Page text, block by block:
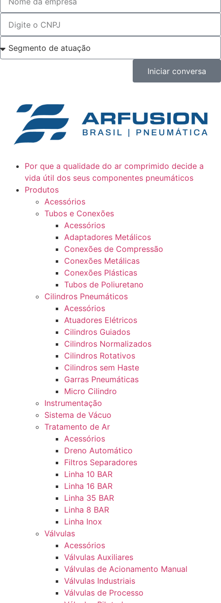
Iniciar conversa
Por que a qualidade do ar comprimido decide a
vida útil dos seus componentes pneumáticos
Produtos
Acessórios
Tubos e Conexões
Acessórios
Adaptadores Metálicos
Conexões de Compressão
Conexões Metálicas
Conexões Plásticas
Tubos de Poliuretano
Cilindros Pneumáticos
Acessórios
Atuadores Elétricos
Cilindros Guiados
Cilindros Normalizados
Cilindros Rotativos
Cilindros sem Haste
Garras Pneumáticas
Micro Cilindro
Instrumentação
Sistema de Vácuo
Tratamento de Ar
Acessórios
Dreno Automático
Filtros Separadores
Linha 10 BAR
Linha 16 BAR
Linha 35 BAR
Linha 8 BAR
Linha Inox
Válvulas
Acessórios
Válvulas Auxiliares
Válvulas de Acionamento Manual
Válvulas Industriais
Válvulas de Processo